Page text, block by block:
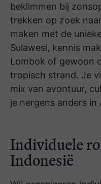
Ontzettend
een heel mooi
mij was het ook
tussen actief
de jungle was
op het
op Gili..
beklimmen bij
trekken op zoek
maken met de
Sulawesi, kennis
Lombok of gewoon
tropisch strand. Je
mix van avontuur,
je nergens anders in
Individuele
Indonesië